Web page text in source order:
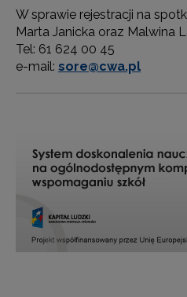
W sprawie rejestracji na
Marta Janicka oraz Malwina
Tel: 61 624 00 45
e-mail: sore@cwa.pl